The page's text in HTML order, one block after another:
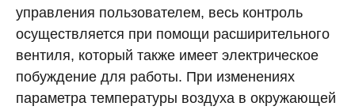
управления пользователем, весь контроль
осуществляется при помощи расширительного
вентиля, который также имеет электрическое
побуждение для работы. При изменениях
параметра температуры воздуха в окружающей